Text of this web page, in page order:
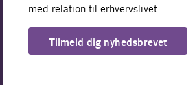
med relation til erhvervslivet.
Tilmeld dig nyhedsbrevet